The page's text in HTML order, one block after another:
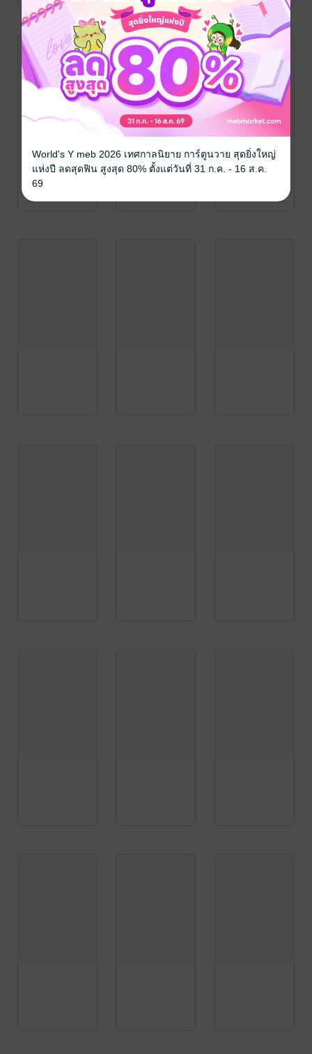
World's Y meb 2026 เทศกาลนิยาย การ์ตูนวาย สุดยิ่งใหญ่
แห่งปี ลดสุดฟิน สูงสุด 80% ตั้งแต่วันที่ 31 ก.ค. - 16 ส.ค.
69